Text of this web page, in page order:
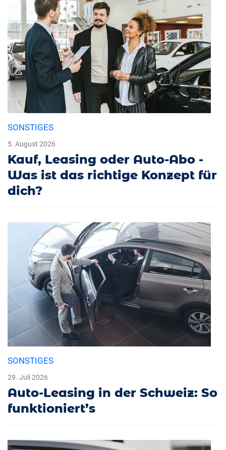
SONSTIGES
5. August 2026
Kauf, Leasing oder Auto-Abo -
Was ist das richtige Konzept für
dich?
SONSTIGES
29. Juli 2026
Auto-Leasing in der Schweiz: So
funktioniert’s